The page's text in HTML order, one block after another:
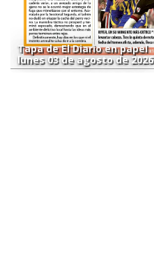
Tapa de El Diario en papel
lunes 03 de agosto de 2026